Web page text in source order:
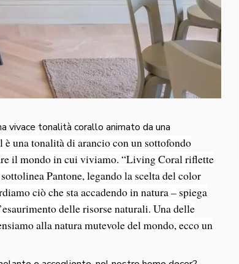
vivace tonalità corallo animato da una
una tonalità di arancio con un sottofondo
il mondo in cui viviamo. “Living Coral riflette
Pantone, legando la scelta del color
ciò che sta accadendo in natura – spiega
delle risorse naturali. Una delle
alla natura mutevole del mondo, ecco un